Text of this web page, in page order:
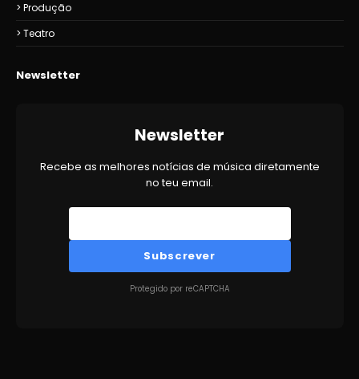
Produção
Teatro
Newsletter
Newsletter
Recebe as melhores notícias de música diretamente
no teu email.
Subscrever
Protegido por reCAPTCHA